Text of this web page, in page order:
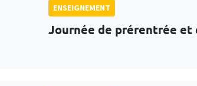
ENSEIGNEMENT
Journée de prérentrée et